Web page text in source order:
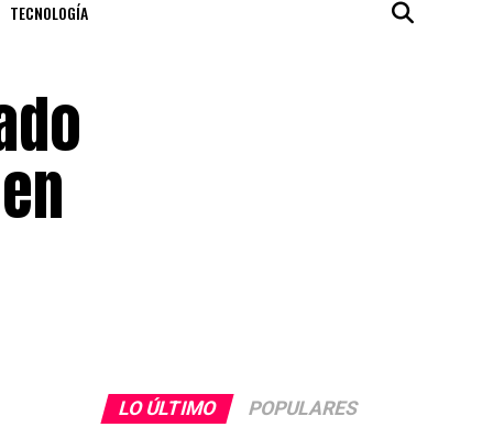
TECNOLOGÍA
LO ÚLTIMO POPULARES